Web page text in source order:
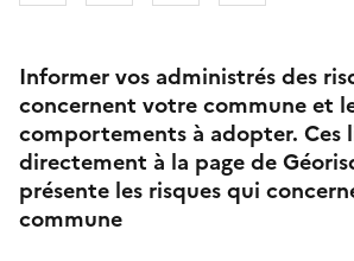
Informer vos administrés des
concernent votre commune et
comportements à adopter. Ces
directement à la page de
présente les risques qui
commune